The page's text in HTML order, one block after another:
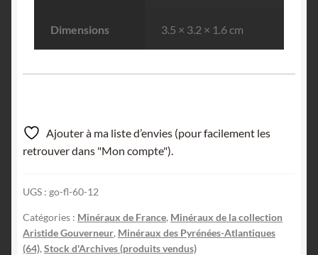
Dimensions 3.5 × 3.2 × 1.6 cm
Ajouter à ma liste d’envies (pour facilement les
retrouver dans "Mon compte").
UGS : go-fl-60-12
Catégories : Minéraux de France, Minéraux de la collection
Aristide Gouverneur, Minéraux des Pyrénées-Atlantiques
(64), Stock d'Archives (produits vendus)